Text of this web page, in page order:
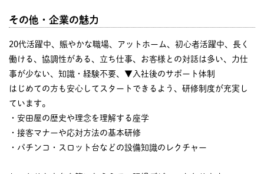
その他・企業の魅力
20代活躍中、賑やかな職場、アットホーム、初心者活躍中、長く
働ける、協調性がある、立ち仕事、お客様との対話は多い、力仕
事が少ない、知識・経験不要、▼入社後のサポート体制
はじめての方も安心してスタートできるよう、研修制度が充実し
ています。
・安田屋の歴史や理念を理解する座学
・接客マナーや応対方法の基本研修
・パチンコ・スロット台などの設備知識のレクチャー